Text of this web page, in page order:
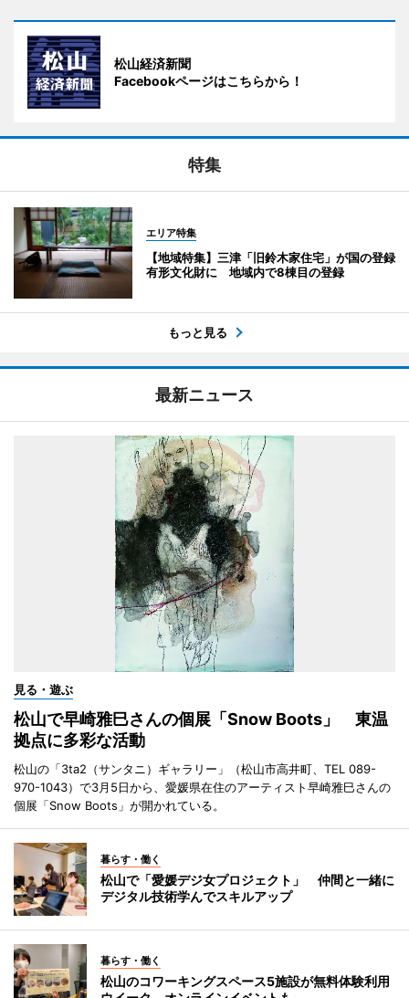
松山経済新聞
Facebookページはこちらから！
特集
エリア特集
【地域特集】三津「旧鈴木家住宅」が国の登録
有形文化財に 地域内で8棟目の登録
もっと見る
最新ニュース
見る・遊ぶ
松山で早崎雅巳さんの個展「Snow Boots」 東温
拠点に多彩な活動
松山の「3ta2（サンタニ）ギャラリー」（松山市高井町、TEL 089-
970-1043）で3月5日から、愛媛県在住のアーティスト早崎雅巳さんの
個展「Snow Boots」が開かれている。
暮らす・働く
松山で「愛媛デジ女プロジェクト」 仲間と一緒に
デジタル技術学んでスキルアップ
暮らす・働く
松山のコワーキングスペース5施設が無料体験利用